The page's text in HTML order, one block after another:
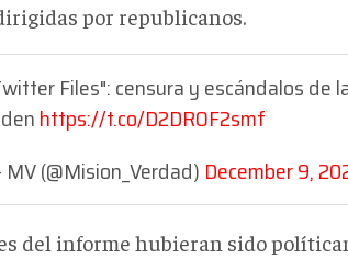
por republicanos.
Files": censura y escándalos de
https://t.co/D2DROF2smf
(@Mision_Verdad) December 9,
del informe hubieran sido